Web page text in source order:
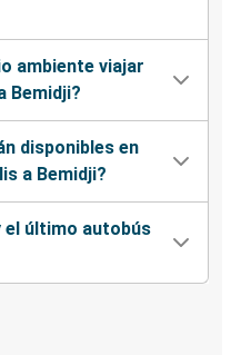
ambiente viajar
Bemidji?
disponibles en
a Bemidji?
el último autobús